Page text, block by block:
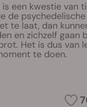
een kwestie van
de
te laat, dan
en zichzelf gaan
Het is dus van
te doen.